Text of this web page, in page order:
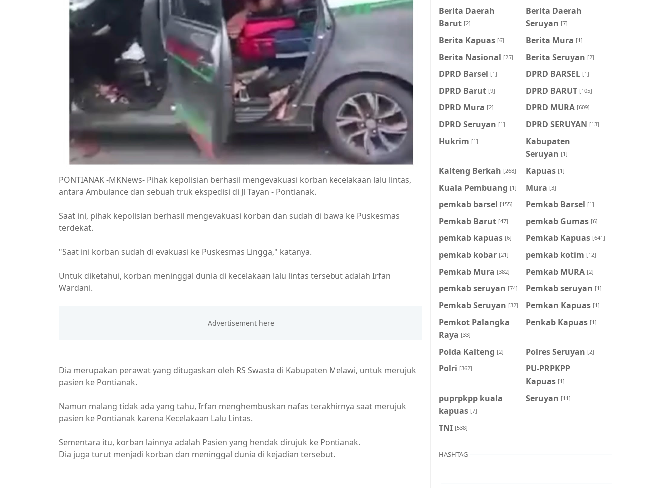
PONTIANAK -MKNews- Pihak kepolisian berhasil mengevakuasi korban kecelakaan lalu lintas,
antara Ambulance dan sebuah truk ekspedisi di Jl Tayan - Pontianak.
Saat ini, pihak kepolisian berhasil mengevakuasi korban dan sudah di bawa ke Puskesmas
terdekat.
"Saat ini korban sudah di evakuasi ke Puskesmas Lingga," katanya.
Untuk diketahui, korban meninggal dunia di kecelakaan lalu lintas tersebut adalah Irfan
Wardani.
Dia merupakan perawat yang ditugaskan oleh RS Swasta di Kabupaten Melawi, untuk merujuk
pasien ke Pontianak.
Namun malang tidak ada yang tahu, Irfan menghembuskan nafas terakhirnya saat merujuk
pasien ke Pontianak karena Kecelakaan Lalu Lintas.
Sementara itu, korban lainnya adalah Pasien yang hendak dirujuk ke Pontianak.
Dia juga turut menjadi korban dan meninggal dunia di kejadian tersebut.
Berita Daerah
Barut [2]
Berita Daerah
Seruyan [7]
Berita Kapuas [6] Berita Mura [1]
Berita Nasional [25] Berita Seruyan [2]
DPRD Barsel [1] DPRD BARSEL [1]
DPRD Barut [9] DPRD BARUT [105]
DPRD Mura [2] DPRD MURA [609]
DPRD Seruyan [1] DPRD SERUYAN [13]
Hukrim [1]
Kabupaten
Seruyan [1]
Kalteng Berkah [268] Kapuas [1]
Kuala Pembuang [1] Mura [3]
pemkab barsel [155] Pemkab Barsel [1]
Pemkab Barut [47] pemkab Gumas [6]
pemkab kapuas [6] Pemkab Kapuas [641]
pemkab kobar [21] pemkab kotim [12]
Pemkab Mura [382] Pemkab MURA [2]
pemkab seruyan [74] Pemkab seruyan [1]
Pemkab Seruyan [32] Pemkan Kapuas [1]
Pemkot Palangka
Raya [33]
Penkab Kapuas [1]
Polda Kalteng [2] Polres Seruyan [2]
Polri [362]
PU-PRPKPP
Kapuas [1]
puprpkpp kuala
kapuas [7]
Seruyan [11]
TNI [538]
HASHTAG